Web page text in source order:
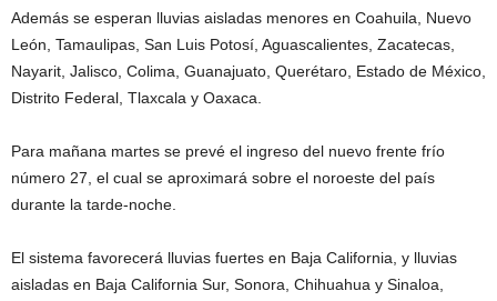
Además se esperan lluvias aisladas menores en Coahuila, Nuevo
León, Tamaulipas, San Luis Potosí, Aguascalientes, Zacatecas,
Nayarit, Jalisco, Colima, Guanajuato, Querétaro, Estado de México,
Distrito Federal, Tlaxcala y Oaxaca.
Para mañana martes se prevé el ingreso del nuevo frente frío
número 27, el cual se aproximará sobre el noroeste del país
durante la tarde-noche.
El sistema favorecerá lluvias fuertes en Baja California, y lluvias
aisladas en Baja California Sur, Sonora, Chihuahua y Sinaloa,